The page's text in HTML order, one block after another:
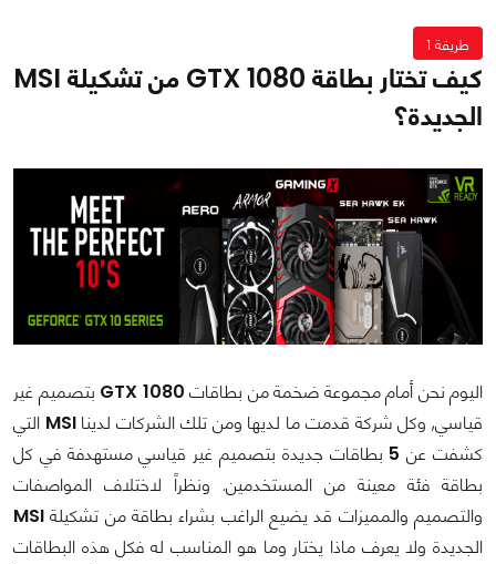
طريقة 1
كيف تختار بطاقة GTX 1080 من تشكيلة MSI
الجديدة؟
اليوم نحن أمام مجموعة ضخمة من بطاقات GTX 1080 بتصميم غير
قياسي, وكل شركة قدمت ما لديها ومن تلك الشركات لديناMSI التي
كشفت عن 5 بطاقات جديدة بتصميم غير قياسي مستهدفة في كل
بطاقة فئة معينة من المستخدمين. ونظراً لاختلاف المواصفات
والتصميم والمميزات قد يضيع الراغب بشراء بطاقة من تشكيلة MSI
الجديدة ولا يعرف ماذا يختار وما هو المناسب له فكل هذه البطاقات